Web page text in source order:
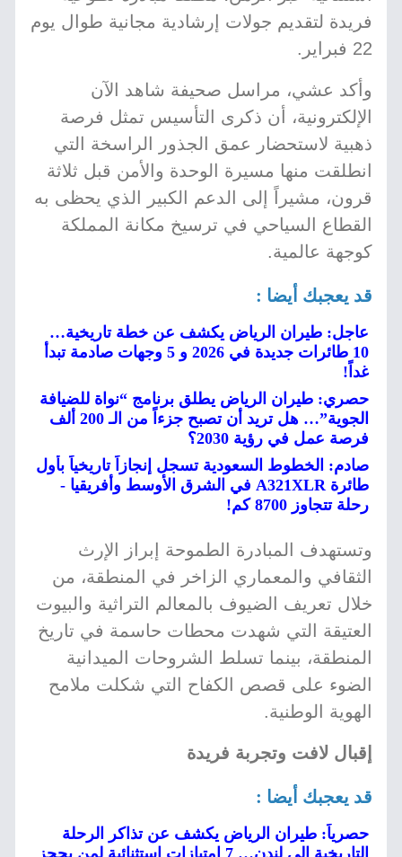
فريدة لتقديم جولات إرشادية مجانية طوال يوم
22 فبراير.
وأكد عشي، مراسل صحيفة شاهد الآن
الإلكترونية، أن ذكرى التأسيس تمثل فرصة
ذهبية لاستحضار عمق الجذور الراسخة التي
انطلقت منها مسيرة الوحدة والأمن قبل ثلاثة
قرون، مشيراً إلى الدعم الكبير الذي يحظى به
القطاع السياحي في ترسيخ مكانة المملكة
كوجهة عالمية.
قد يعجبك أيضا :
عاجل: طيران الرياض يكشف عن خطة تاريخية…
10 طائرات جديدة في 2026 و 5 وجهات صادمة تبدأ
غداً!
حصري: طيران الرياض يطلق برنامج “نواة للضيافة
الجوية”… هل تريد أن تصبح جزءاً من الـ 200 ألف
فرصة عمل في رؤية 2030؟
صادم: الخطوط السعودية تسجل إنجازاً تاريخياً بأول
طائرة A321XLR في الشرق الأوسط وأفريقيا -
رحلة تتجاوز 8700 كم!
وتستهدف المبادرة الطموحة إبراز الإرث
الثقافي والمعماري الزاخر في المنطقة، من
خلال تعريف الضيوف بالمعالم التراثية والبيوت
العتيقة التي شهدت محطات حاسمة في تاريخ
المنطقة، بينما تسلط الشروحات الميدانية
الضوء على قصص الكفاح التي شكلت ملامح
الهوية الوطنية.
إقبال لافت وتجربة فريدة
قد يعجبك أيضا :
حصرياً: طيران الرياض يكشف عن تذاكر الرحلة